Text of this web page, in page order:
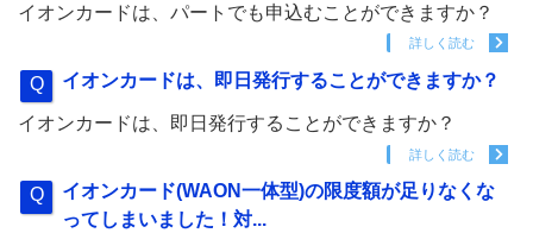
イオンカードは、パートでも申込むことができますか？
詳しく読む
イオンカードは、即日発行することができますか？
イオンカードは、即日発行することができますか？
詳しく読む
イオンカード(WAON一体型)の限度額が足りなくな
ってしまいました！対...